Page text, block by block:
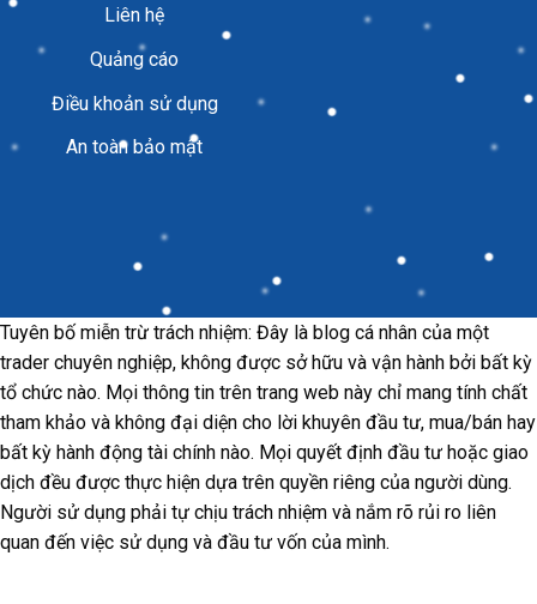
Liên hệ
Quảng cáo
Điều khoản sử dụng
An toàn bảo mật
Tuyên bố miễn trừ trách nhiệm: Đây là blog cá nhân của một
trader chuyên nghiệp, không được sở hữu và vận hành bởi bất kỳ
tổ chức nào. Mọi thông tin trên trang web này chỉ mang tính chất
tham khảo và không đại diện cho lời khuyên đầu tư, mua/bán hay
bất kỳ hành động tài chính nào. Mọi quyết định đầu tư hoặc giao
dịch đều được thực hiện dựa trên quyền riêng của người dùng.
Người sử dụng phải tự chịu trách nhiệm và nắm rõ rủi ro liên
quan đến việc sử dụng và đầu tư vốn của mình.